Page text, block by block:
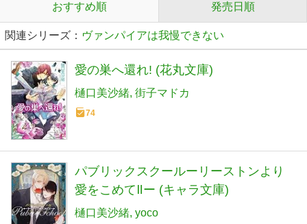
おすすめ順 発売日順
関連シリーズ： ヴァンパイアは我慢できない
愛の巣へ還れ! (花丸文庫)
樋口美沙緒 街子マドカ
74
パブリックスクールーリーストンより
愛をこめてⅡー (キャラ文庫)
樋口美沙緒 yoco